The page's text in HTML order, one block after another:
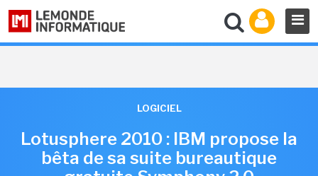
LOGICIEL
Lotusphere 2010 : IBM propose la
bêta de sa suite bureautique